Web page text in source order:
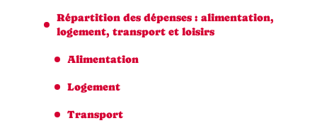
Répartition des dépenses : alimentation,
logement, transport et loisirs
Alimentation
Logement
Transport